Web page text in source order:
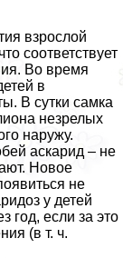
взрослой
соответствует
Во время
в
В сутки самка
незрелых
наружу.
аскарид – не
Новое
не
у детей
год, если за это
(в т. ч.